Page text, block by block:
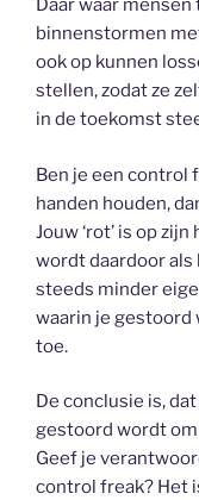
Daar waar mensen
binnenstormen
ook op kunnen
stellen, zodat ze
in de toekomst
Ben je een control
handen houden,
Jouw ‘rot’ is op
wordt daardoor
steeds minder
waarin je gestoord
toe.
De conclusie is,
gestoord wordt
Geef je
control freak? Het